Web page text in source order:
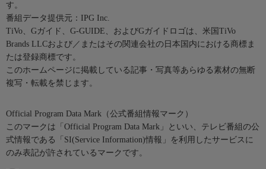
す。
番組データ提供元：IPG Inc.
TiVo、Gガイド、G-GUIDE、およびGガイドロゴは、米国TiVo
Brands LLCおよび／またはその関連会社の日本国内における商標ま
たは登録商標です。
このホームページに掲載している記事・写真等あらゆる素材の無断
複写・転載を禁じます。
Official Program Data Mark（公式番組情報マーク）
このマークは「Official Program Data Mark」といい、テレビ番組の公
式情報である「SI(Service Information)情報」を利用したサービスに
のみ表記が許されているマークです。